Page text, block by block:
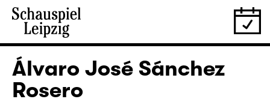
Álvaro José Sánchez
Rosero